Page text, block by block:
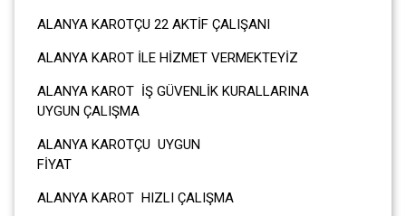
ALANYA KAROTÇU 22 AKTİF ÇALIŞANI
ALANYA KAROT İLE HİZMET VERMEKTEYİZ
ALANYA KAROT İŞ GÜVENLİK KURALLARINA
UYGUN ÇALIŞMA
ALANYA KAROTÇU UYGUN
ALANYA KAROT HIZLI ÇALIŞMA